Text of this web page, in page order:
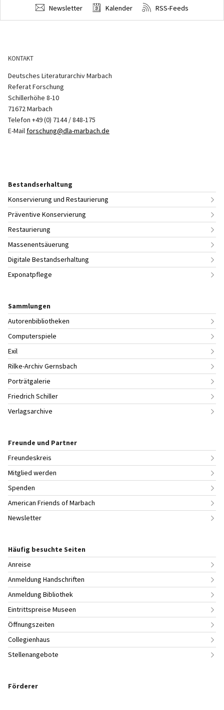
Newsletter Kalender RSS-Feeds
KONTAKT
Deutsches Literaturarchiv Marbach
Referat Forschung
Schillerhöhe 8-10
71672 Marbach
Telefon +49 (0) 7144 / 848-175
E-Mailforschung@dla-marbach.de
Bestandserhaltung
Konservierung und Restaurierung
Präventive Konservierung
Restaurierung
Massenentsäuerung
Digitale Bestandserhaltung
Exponatpflege
Sammlungen
Autorenbibliotheken
Computerspiele
Exil
Rilke-Archiv Gernsbach
Porträtgalerie
Friedrich Schiller
Verlagsarchive
Freunde und Partner
Freundeskreis
Mitglied werden
Spenden
American Friends of Marbach
Newsletter
Häufig besuchte Seiten
Anreise
Anmeldung Handschriften
Anmeldung Bibliothek
Eintrittspreise Museen
Öffnungszeiten
Collegienhaus
Stellenangebote
Förderer